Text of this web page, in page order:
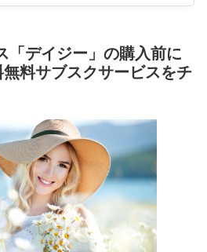
「デイジー」の購入前に
料サブスクサービスをチ